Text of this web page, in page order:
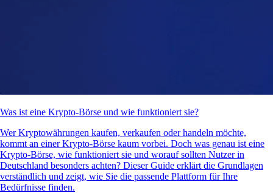
Was ist eine Krypto-Börse und wie funktioniert sie?
Wer Kryptowährungen kaufen, verkaufen oder handeln möchte,
kommt an einer Krypto-Börse kaum vorbei. Doch was genau ist eine
Krypto-Börse, wie funktioniert sie und worauf sollten Nutzer in
Deutschland besonders achten? Dieser Guide erklärt die Grundlagen
verständlich und zeigt, wie Sie die passende Plattform für Ihre
Bedürfnisse finden.